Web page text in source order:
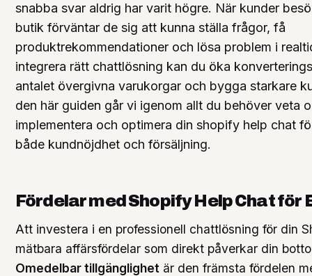
snabba svar aldrig har varit högre. När kunder
butik förväntar de sig att kunna ställa frågor, få
produktrekommendationer och lösa problem i
integrera rätt chattlösning kan du öka
antalet övergivna varukorgar och bygga starkare
den här guiden går vi igenom allt du behöver veta
implementera och optimera din shopify help chat
både kundnöjdhet och försäljning.
Fördelar med Shopify Help Chat för
Att investera i en professionell chattlösning för din
mätbara affärsfördelar som direkt påverkar din
Omedelbar tillgänglighet är den främsta fördelen